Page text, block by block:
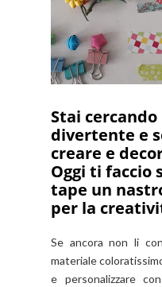
Stai
divertente e
creare e
Oggi ti faccio
tape un
per la
Se ancora non li
materiale
e personalizzare